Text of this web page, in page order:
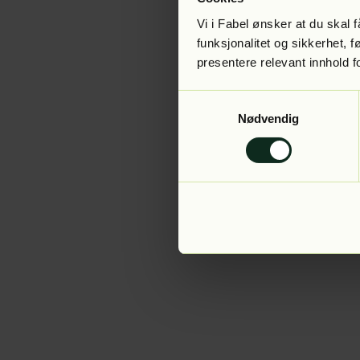
Vi i Fabel ønsker at du skal
funksjonalitet og sikkerhet,
presentere relevant innhold
Nødvendig
Application